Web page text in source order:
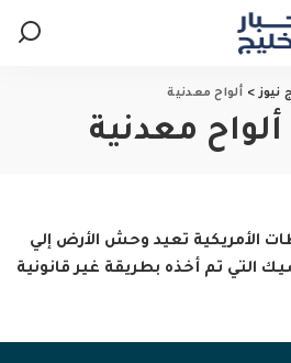
نيوز> ألواح معدنية
ألواح معدنية
الأمريكية تعيد وحش الأرض إلي
التي تم أخذه بطريقة غير قانونية